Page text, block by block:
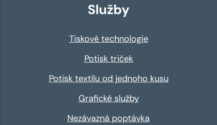
Služby
Tiskové technologie
Potisk triček
Potisk textilu od jednoho kusu
Grafické služby
Nezávazná poptávka